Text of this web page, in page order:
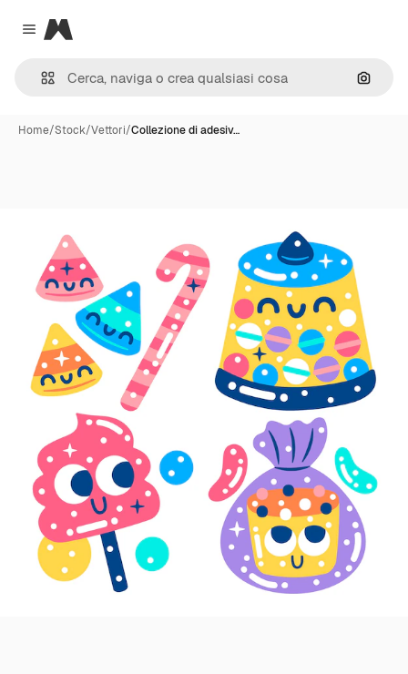
Close menu
Magnific
Cerca
Home/Stock/Vettori/Collezione di adesiv…